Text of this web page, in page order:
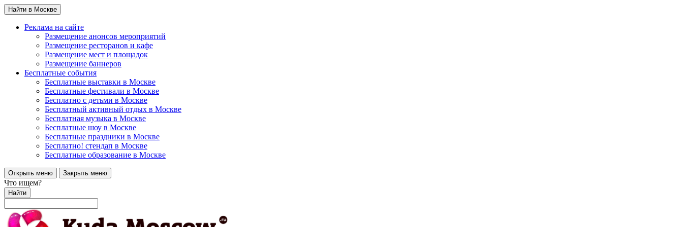
Найти в Москве
Реклама на сайте
Размещение анонсов мероприятий
Размещение ресторанов и кафе
Размещение мест и площадок
Размещение баннеров
Бесплатные события
Бесплатные выставки в Москве
Бесплатные фестивали в Москве
Бесплатно с детьми в Москве
Бесплатный активный отдых в Москве
Бесплатная музыка в Москве
Бесплатные шоу в Москве
Бесплатные праздники в Москве
Бесплатно! стендап в Москве
Бесплатные образование в Москве
Открыть меню Закрыть меню
Что ищем?
Найти